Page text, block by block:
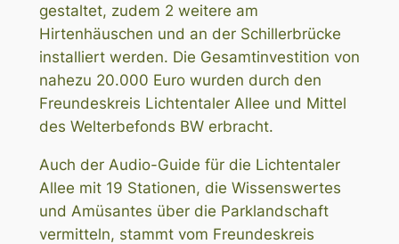
gestaltet, zudem 2 weitere am
Hirtenhäuschen und an der Schillerbrücke
installiert werden. Die Gesamtinvestition von
nahezu 20.000 Euro wurden durch den
Freundeskreis Lichtentaler Allee und Mittel
des Welterbefonds BW erbracht.
Auch der Audio-Guide für die Lichtentaler
Allee mit 19 Stationen, die Wissenswertes
und Amüsantes über die Parklandschaft
vermitteln, stammt vom Freundeskreis